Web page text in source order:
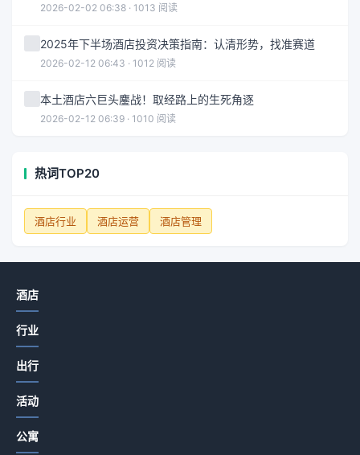
2026-02-02 06:38 · 1013 阅读
2025年下半场酒店投资决策指南：认清形势，找准赛道
2026-02-12 06:43 · 1012 阅读
本土酒店六巨头鏖战！取经路上的生死角逐
2026-02-12 06:39 · 1010 阅读
热词TOP20
酒店行业 酒店运营 酒店管理
酒店
行业
出行
活动
公寓